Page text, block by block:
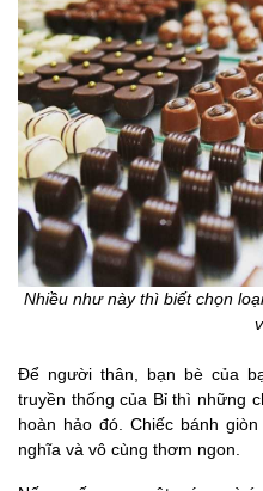
Nhiều như này thì biết chọn
Để người thân, bạn bè của
truyền thống của Bỉ thì những
hoàn hảo đó. Chiếc bánh
nghĩa và vô cùng thơm ngon.